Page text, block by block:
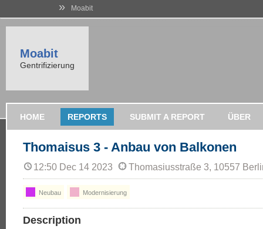
» Moabit
Moabit
Gentrifizierung
HOME REPORTS SUBMIT A REPORT ÜBER
Thomaisus 3 - Anbau von Balkonen
12:50 Dec 14 2023 Thomasiusstraße 3, 10557
Neubau Modernisierung
Description